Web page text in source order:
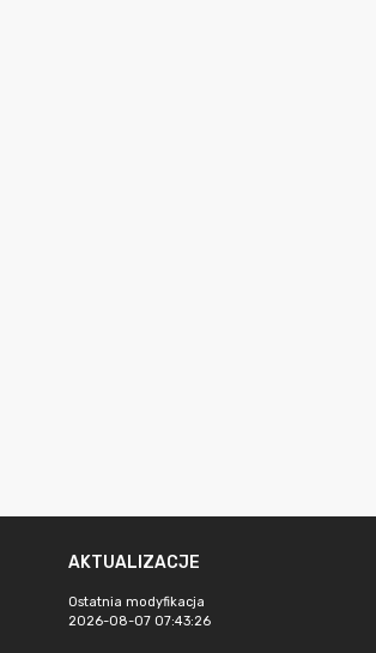
AKTUALIZACJE
Ostatnia modyfikacja
2026-08-07 07:43:26